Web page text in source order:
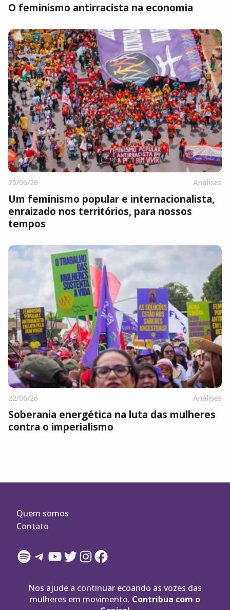
O feminismo antirracista na economia
25/06/26 Análises
Um feminismo popular e internacionalista,
enraizado nos territórios, para nossos
tempos
22/06/26 Análises
Soberania energética na luta das mulheres
contra o imperialismo
Quem somos
Contato
Spotify
Telegram
YouTube
Twitter
Instagram
Facebook
Nos ajude a continuar ecoando as vozes das
mulheres em movimento. Contribua com o